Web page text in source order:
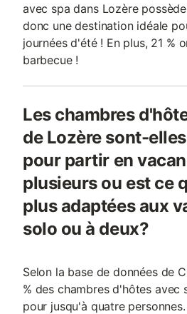
avec spa dans Lozère
donc une destination idéale
journées d'été ! En plus, 21 %
barbecue !
Les chambres
de Lozère sont-
pour partir en
plusieurs ou est ce
plus adaptées aux
solo ou à deux?
Selon la base de données de
% des chambres d'hôtes avec
pour jusqu'à quatre